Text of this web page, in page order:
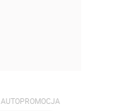
AUTOPROMOCJA